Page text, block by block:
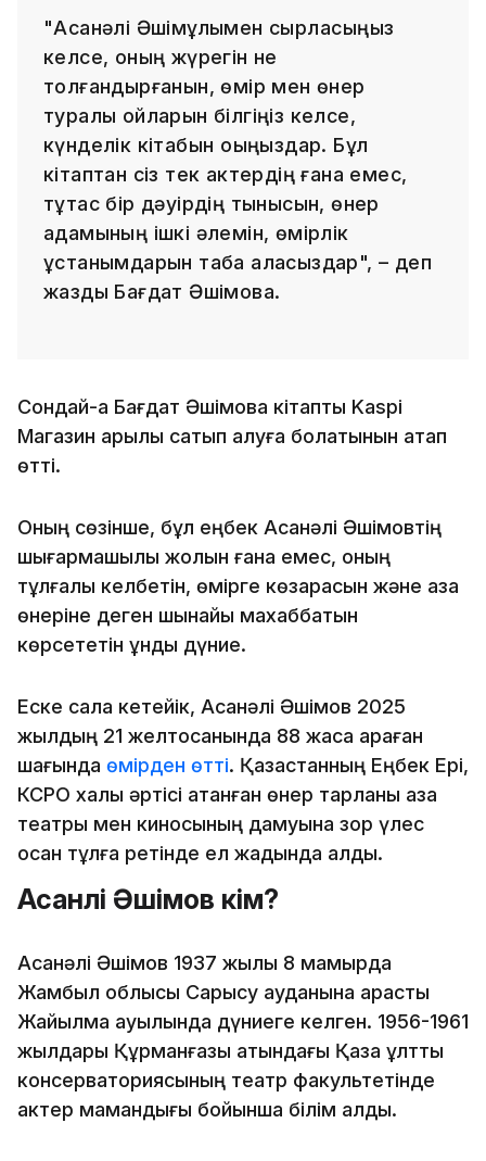
"Асанәлі Әшімұлымен сырласқыңыз
келсе, оның жүрегін не
толғандырғанын, өмір мен өнер
туралы ойларын білгіңіз келсе,
күнделік кітабын оқыңыздар. Бұл
кітаптан сіз тек актердің ғана емес,
тұтас бір дәуірдің тынысын, өнер
адамының ішкі әлемін, өмірлік
ұстанымдарын таба аласыздар", – деп
жазды Бағдат Әшімова.
Сондай-ақ Бағдат Әшімова кітапты Kaspi
Магазин арқылы сатып алуға болатынын атап
өтті.
Оның сөзінше, бұл еңбек Асанәлі Әшімовтің
шығармашылық жолын ғана емес, оның
тұлғалық келбетін, өмірге көзқарасын және қазақ
өнеріне деген шынайы махаббатын
көрсететін құнды дүние.
Еске сала кетейік, Асанәлі Әшімов 2025
жылдың 21 желтоқсанында 88 жасқа қараған
шағында өмірден өтті. Қазақстанның Еңбек Ері,
КСРО халық әртісі атанған өнер тарланы қазақ
театры мен киносының дамуына зор үлес
қосқан тұлға ретінде ел жадында қалды.
Асанәлі Әшімов кім?
Асанәлі Әшімов 1937 жылы 8 мамырда
Жамбыл облысы Сарысу ауданына қарасты
Жайылма ауылында дүниеге келген. 1956-1961
жылдары Құрманғазы атындағы Қазақ ұлттық
консерваториясының театр факультетінде
актер мамандығы бойынша білім алды.